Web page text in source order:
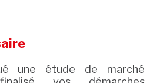
une étude de marché